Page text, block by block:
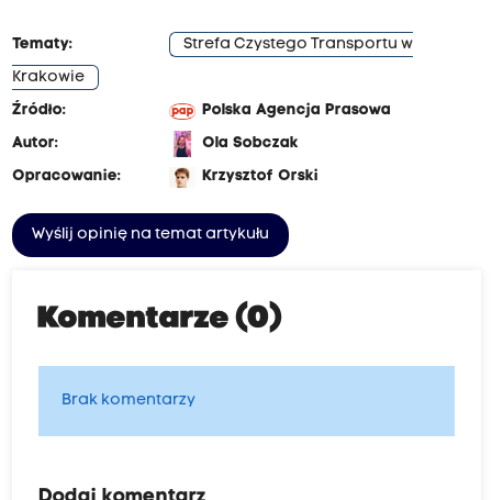
d
ł
u
g
d
n
Tematy:
Strefa Czystego Transportu w
Krakowie
Źródło:
Polska Agencja Prasowa
Autor:
Ola Sobczak
Opracowanie:
Krzysztof Orski
Wyślij opinię na temat artykułu
Komentarze (0)
Brak komentarzy